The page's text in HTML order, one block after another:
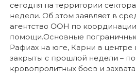
сегодня на территории
недели. Об этом заявляет в
агентство ООН по
помощи.Основные
Рафиах на юге, Карни в центре
закрыты с прошлой недели –
кровопролитных боев и